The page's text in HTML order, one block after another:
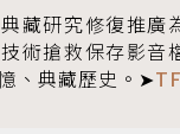
藏研究修復推廣
術搶救保存影音
、典藏歷史。➤